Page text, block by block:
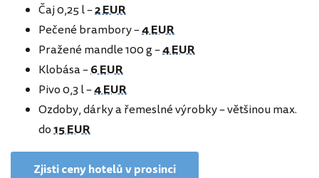
Čaj 0,25 l –2 EUR
Pečené brambory –4 EUR
Pražené mandle 100 g –4 EUR
Klobása –6 EUR
Pivo 0,3 l –4 EUR
Ozdoby, dárky a řemeslné výrobky – většinou max.
do15 EUR
Zjisti ceny hotelů v prosinci